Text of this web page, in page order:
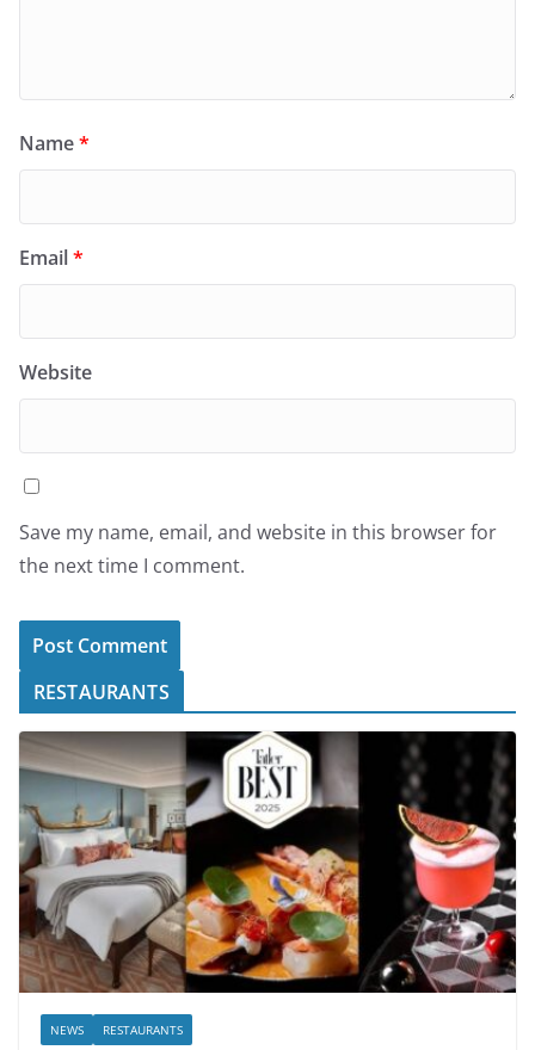
Name*
Email*
Website
Save my name, email, and website in this browser for
the next time I comment.
RESTAURANTS
NEWS RESTAURANTS